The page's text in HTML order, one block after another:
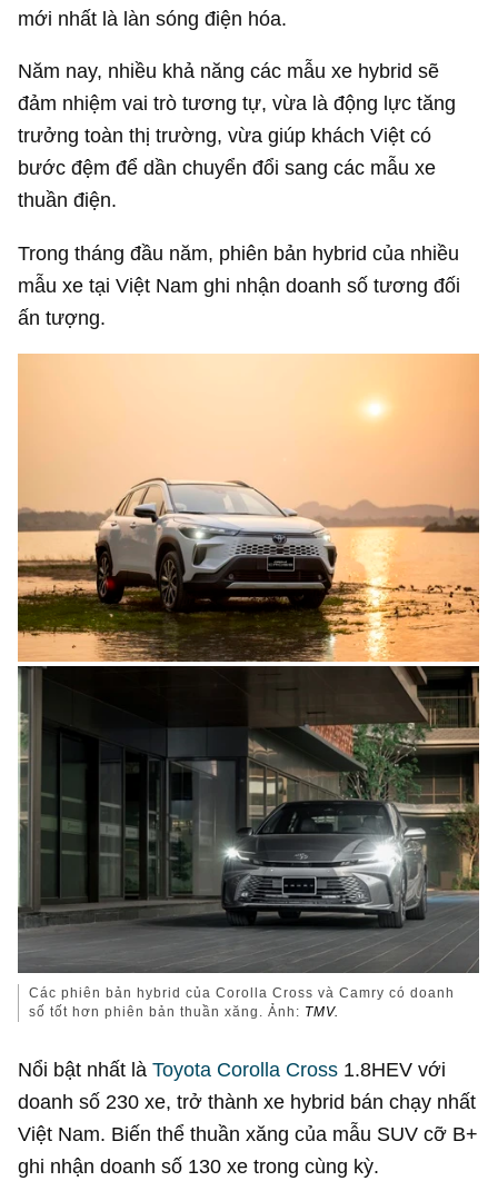
mới nhất là làn sóng điện hóa.
Năm nay, nhiều khả năng các mẫu xe hybrid sẽ
đảm nhiệm vai trò tương tự, vừa là động lực tăng
trưởng toàn thị trường, vừa giúp khách Việt có
bước đệm để dần chuyển đổi sang các mẫu xe
thuần điện.
Trong tháng đầu năm, phiên bản hybrid của nhiều
mẫu xe tại Việt Nam ghi nhận doanh số tương đối
ấn tượng.
Các phiên bản hybrid của Corolla Cross và Camry có doanh
số tốt hơn phiên bản thuần xăng. Ảnh: TMV.
Nổi bật nhất làToyota Corolla Cross 1.8HEV với
doanh số 230 xe, trở thành xe hybrid bán chạy nhất
Việt Nam. Biến thể thuần xăng của mẫu SUV cỡ B+
ghi nhận doanh số 130 xe trong cùng kỳ.